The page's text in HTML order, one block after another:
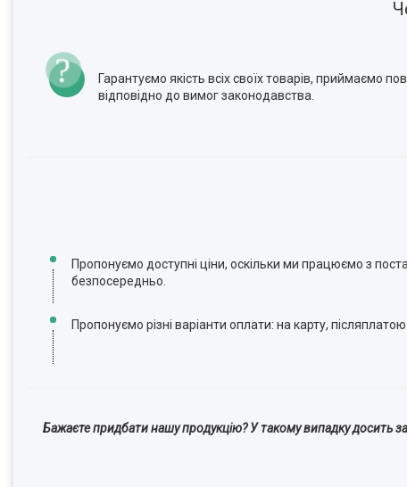
Гарантуємо якість всіх своїх товарів, приймаємо
відповідно до вимог законодавства.
Пропонуємо доступні ціни, оскільки ми працюємо з
безпосередньо.
Пропонуємо різні варіанти оплати: на карту,
Бажаєте придбати нашу продукцію? У такому випадку досить